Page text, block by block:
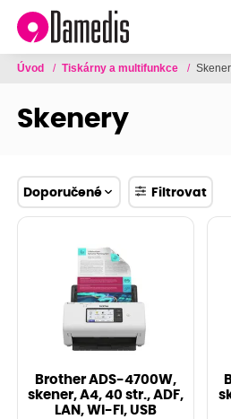
Úvod / Tiskárny a multifunkce /
Skenery
Doporučené Filtrovat
Brother ADS-4700W,
skener, A4, 40 str., ADF,
LAN, Wi-Fi, USB